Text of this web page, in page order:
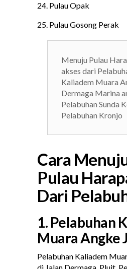
24. Pulau Opak
25. Pulau Gosong Perak
Menuju Pulau
akses dari
Kaliadem Muara
Dermaga Marina
Pelabuhan Sunda
Pelabuhan Kronjo
Cara
Pulau
Dari
1. Pelabuhan
Muara Angke
Pelabuhan Kaliadem